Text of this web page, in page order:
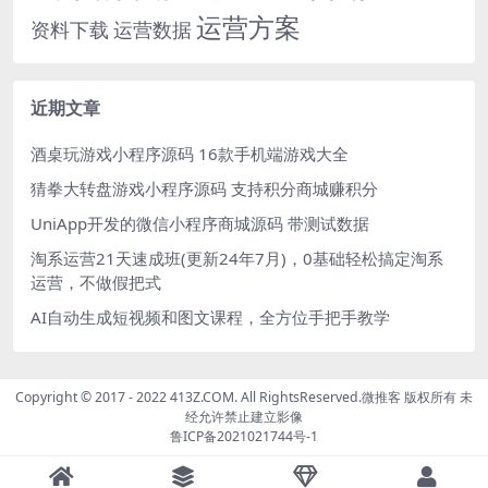
资料下载 运营数据运营方案
近期文章
酒桌玩游戏小程序源码 16款手机端游戏大全
猜拳大转盘游戏小程序源码 支持积分商城赚积分
UniApp开发的微信小程序商城源码 带测试数据
淘系运营21天速成班(更新24年7月)，0基础轻松搞定淘系
运营，不做假把式
AI自动生成短视频和图文课程，全方位手把手教学
Copyright © 2017 - 2022 413Z.COM. All RightsReserved.微推客 版权所有 未
经允许禁止建立影像
鲁ICP备2021021744号-1